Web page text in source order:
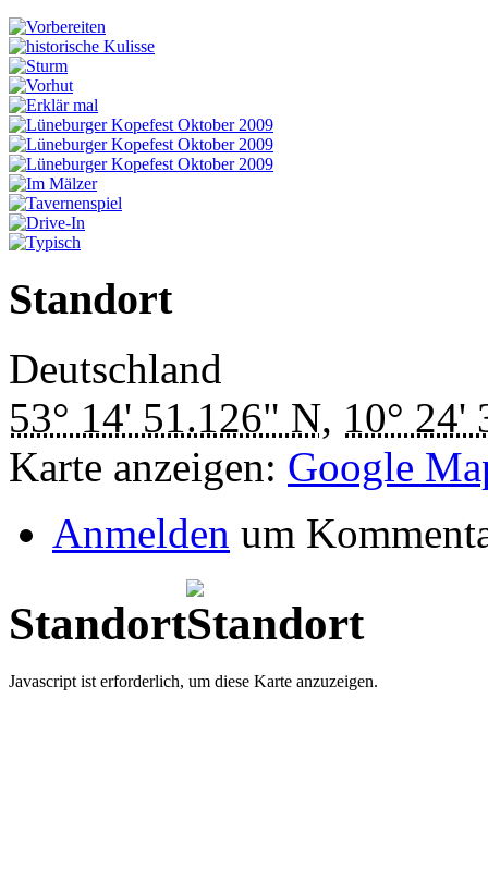
Standort
Deutschland
53° 14' 51.126" N, 10° 24'
Karte anzeigen: Google
Anmelden um
Standort
Javascript ist erforderlich, um diese Karte anzuzeigen.